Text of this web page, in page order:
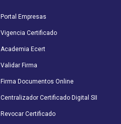
Portal Empresas
Vigencia Certificado
Academia Ecert
Validar Firma
Firma Documentos Online
Centralizador Certificado Digital SII
Revocar Certificado